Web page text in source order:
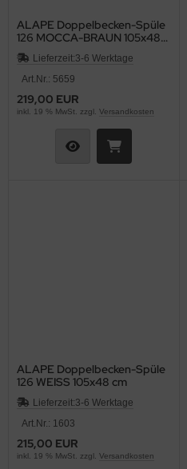
ALAPE Doppelbecken-Spüle
126 MOCCA-BRAUN 105x48
cm
Lieferzeit:3-6 Werktage
Art.Nr.: 5659
219,00 EUR
inkl. 19 % MwSt. zzgl. Versandkosten
ALAPE Doppelbecken-Spüle
126 WEISS 105x48 cm
Lieferzeit:3-6 Werktage
Art.Nr.: 1603
215,00 EUR
inkl. 19 % MwSt. zzgl. Versandkosten